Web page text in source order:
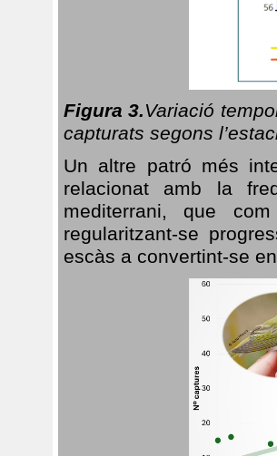
Figura 3.Variació
capturats segons
Un altre patró més
relacionat amb la
mediterrani, que
regularitzant-se
escàs a convertint-se